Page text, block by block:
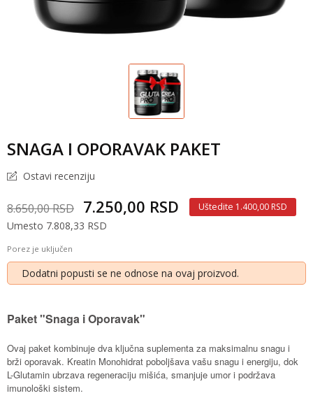
SNAGA I OPORAVAK PAKET
Ostavi recenziju
8.650,00 RSD 7.250,00 RSD Uštedite 1.400,00 RSD
Umesto 7.808,33 RSD
Porez je uključen
Dodatni popusti se ne odnose na ovaj proizvod.
Paket "Snaga i Oporavak"
Ovaj paket kombinuje dva ključna suplementa za maksimalnu snagu i
brži oporavak. Kreatin Monohidrat poboljšava vašu snagu i energiju, dok
L-Glutamin ubrzava regeneraciju mišića, smanjuje umor i podržava
imunološki sistem.